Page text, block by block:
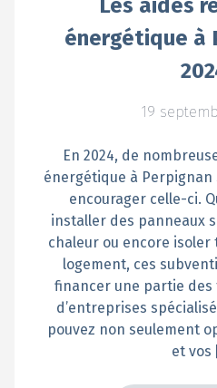
Les aides
énergétique à
19
En 2024, de
énergétique à
encourager celle-ci.
installer des panneaux
chaleur ou encore
logement, ces
financer une partie des
d’entreprises
pouvez non seulement
et vos